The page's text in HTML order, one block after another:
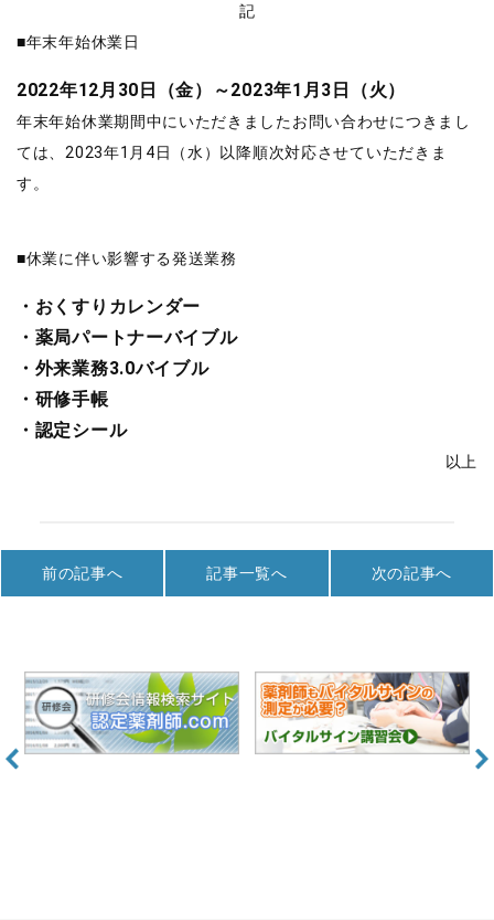
記
■年末年始休業日
2022年12月30日（金）～2023年1月3日（火）
年末年始休業期間中にいただきましたお問い合わせにつきまし
ては、2023年1月4日（水）以降順次対応させていただきま
す。
■休業に伴い影響する発送業務
・おくすりカレンダー
・薬局パートナーバイブル
・外来業務3.0バイブル
・研修手帳
・認定シール
以上
前の記事へ 記事一覧へ 次の記事へ